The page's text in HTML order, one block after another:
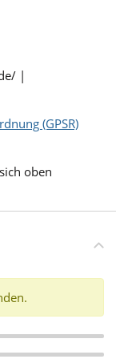
|
(GPSR)
oben